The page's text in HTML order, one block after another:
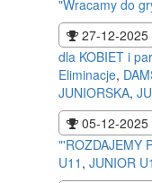
"Wracamy do
27-12-2025
dla KOBIET i
Eliminacje,
JUNIORSKA,
05-12-2025
"'ROZDAJEMY
U11 , JUNIOR